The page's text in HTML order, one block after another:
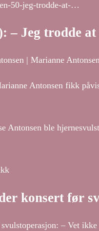
50-jeg-trodde-at-…
– Jeg trodde
| Marianne
Antonsen fikk
Antonsen ble
konsert før
– Vet